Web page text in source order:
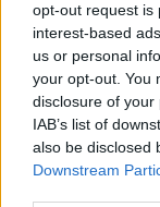
opt-out request is
interest-based
us or personal
your opt-out. You
disclosure of
IAB’s list of
also be disclosed
Downstream
CASOLE D'ELSA —
cortometraggio"Una
settimane e diretto
apprezzato dagli
presso lo studio
"Inizia così la corsa
Casole in giro per
assessore alla